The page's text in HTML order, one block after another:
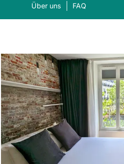
Über uns FAQ
Was